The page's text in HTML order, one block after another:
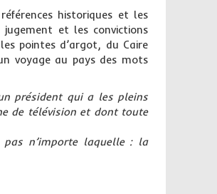
historiques et les
et les convictions
pointes d’argot, du Caire
voyage au pays des mots
président qui a les pleins
de télévision et dont toute
pas n’importe laquelle : la